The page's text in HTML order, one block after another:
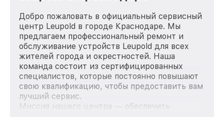
Добро пожаловать в официальный сервисный
центр Leupold в городе Краснодаре. Мы
предлагаем профессиональный ремонт и
обслуживание устройств Leupold для всех
жителей города и окрестностей. Наша
команда состоит из сертифицированных
специалистов, которые постоянно повышают
свою квалификацию, чтобы предоставить вам
лучший сервис.
Миссия нашего центра — обеспечить